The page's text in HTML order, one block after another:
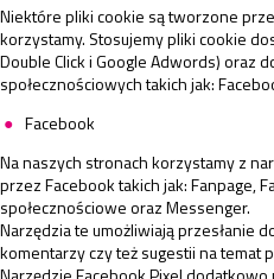
Niektóre pliki cookie są tworzone
korzystamy. Stosujemy pliki cookie
Double Click i Google Adwords) oraz
społecznościowych takich jak:
Facebook
Na naszych stronach korzystamy z
przez Facebook takich jak: Fanpage,
społecznościowe oraz Messenger.
Narzędzia te umożliwiają przesłanie
komentarzy czy też sugestii na temat